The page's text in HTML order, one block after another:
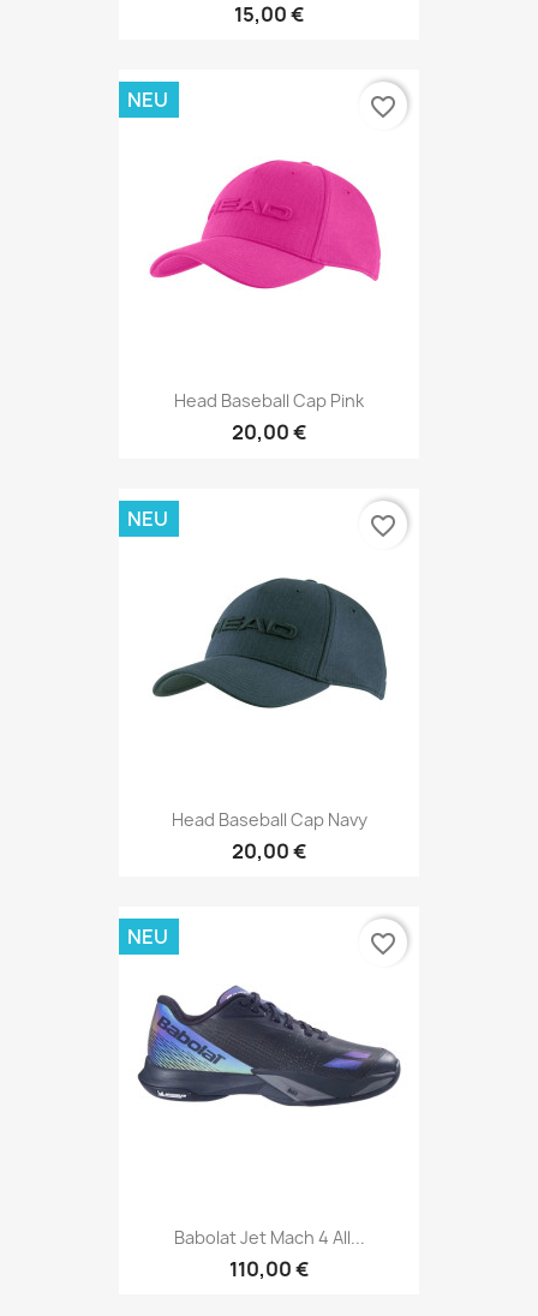
15,00 €
Head Baseball Cap Pink
20,00 €
NEU favorite_border
Head Baseball Cap Navy
20,00 €
NEU favorite_border
Babolat Jet Mach 4 All...
110,00 €
NEU favorite_border